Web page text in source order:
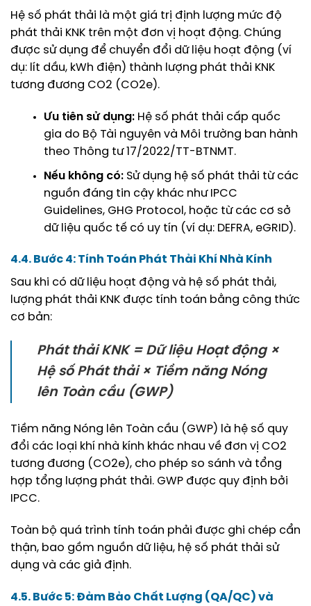
Hệ số phát thải là một giá trị định lượng mức độ
phát thải KNK trên một đơn vị hoạt động. Chúng
được sử dụng để chuyển đổi dữ liệu hoạt động (ví
dụ: lít dầu, kWh điện) thành lượng phát thải KNK
tương đương CO2 (CO2e).
Ưu tiên sử dụng: Hệ số phát thải cấp quốc
gia do Bộ Tài nguyên và Môi trường ban hành
theo Thông tư 17/2022/TT-BTNMT.
Nếu không có: Sử dụng hệ số phát thải từ các
nguồn đáng tin cậy khác như IPCC
Guidelines, GHG Protocol, hoặc từ các cơ sở
dữ liệu quốc tế có uy tín (ví dụ: DEFRA, eGRID).
4.4. Bước 4: Tính Toán Phát Thải Khí Nhà Kính
Sau khi có dữ liệu hoạt động và hệ số phát thải,
lượng phát thải KNK được tính toán bằng công thức
cơ bản:
Phát thải KNK = Dữ liệu Hoạt động ×
Hệ số Phát thải × Tiềm năng Nóng
lên Toàn cầu (GWP)
Tiềm năng Nóng lên Toàn cầu (GWP) là hệ số quy
đổi các loại khí nhà kính khác nhau về đơn vị CO2
tương đương (CO2e), cho phép so sánh và tổng
hợp tổng lượng phát thải. GWP được quy định bởi
IPCC.
Toàn bộ quá trình tính toán phải được ghi chép cẩn
thận, bao gồm nguồn dữ liệu, hệ số phát thải sử
dụng và các giả định.
4.5. Bước 5: Đảm Bảo Chất Lượng (QA/QC) và